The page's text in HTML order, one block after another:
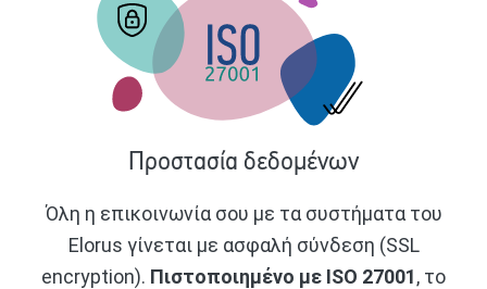
Προστασία δεδομένων
Όλη η επικοινωνία σου με τα συστήματα του
Elorus γίνεται με ασφαλή σύνδεση (SSL
encryption). Πιστοποιημένο με ISO 27001, το